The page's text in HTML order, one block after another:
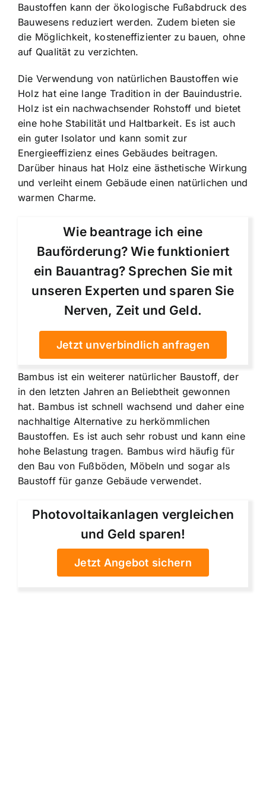
Baustoffen kann der ökologische Fußabdruck des
Bauwesens reduziert werden. Zudem bieten sie
die Möglichkeit, kosteneffizienter zu bauen, ohne
auf Qualität zu verzichten.
Die Verwendung von natürlichen Baustoffen wie
Holz hat eine lange Tradition in der Bauindustrie.
Holz ist ein nachwachsender Rohstoff und bietet
eine hohe Stabilität und Haltbarkeit. Es ist auch
ein guter Isolator und kann somit zur
Energieeffizienz eines Gebäudes beitragen.
Darüber hinaus hat Holz eine ästhetische Wirkung
und verleiht einem Gebäude einen natürlichen und
warmen Charme.
Wie beantrage ich eine
Bauförderung? Wie funktioniert
ein Bauantrag? Sprechen Sie mit
unseren Experten und sparen Sie
Nerven, Zeit und Geld.
Jetzt unverbindlich anfragen
Bambus ist ein weiterer natürlicher Baustoff, der
in den letzten Jahren an Beliebtheit gewonnen
hat. Bambus ist schnell wachsend und daher eine
nachhaltige Alternative zu herkömmlichen
Baustoffen. Es ist auch sehr robust und kann eine
hohe Belastung tragen. Bambus wird häufig für
den Bau von Fußböden, Möbeln und sogar als
Baustoff für ganze Gebäude verwendet.
Photovoltaikanlagen vergleichen
und Geld sparen!
Jetzt Angebot sichern